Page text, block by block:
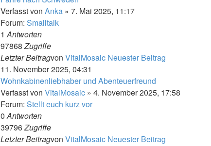
Verfasst von Anka » 7. Mai 2025, 11:17
Forum: Smalltalk
1Antworten
97868Zugriffe
Letzter Beitragvon VitalMosaic Neuester Beitrag
11. November 2025, 04:31
Wohnkabinenliebhaber und Abenteuerfreund
Verfasst von VitalMosaic » 4. November 2025, 17:58
Forum: Stellt euch kurz vor
0Antworten
39796Zugriffe
Letzter Beitragvon VitalMosaic Neuester Beitrag